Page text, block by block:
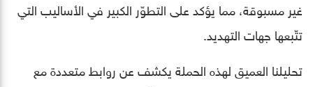
غير مسبوقة، مما يؤكد على التطوّر الكبير في الأساليب التي
تتّبعها جهات التهديد.
تحليلنا العميق لهذه الحملة يكشف عن روابط متعددة مع